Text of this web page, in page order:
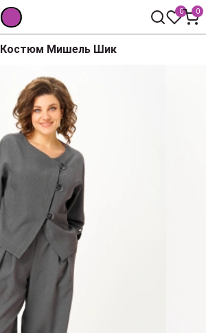
0 0
Костюм Мишель Шик